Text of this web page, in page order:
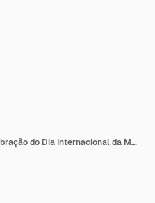
Ilustração plana para a celebração do Dia Internacional da Mulher